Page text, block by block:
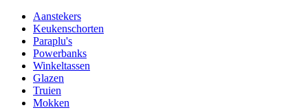
Aanstekers
Keukenschorten
Paraplu's
Powerbanks
Winkeltassen
Glazen
Truien
Mokken